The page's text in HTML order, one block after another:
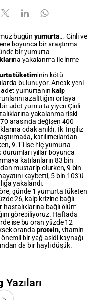
bugün yumurta… Çinli ve
boyunca bir araştırma
bir yumurta
na yakalanma ile inme
tüketiminin kötü
bulunuyor. Ancak yeni
yumurtanın kalp
azalttığını ortaya
adet yumurta yiyen Çinli
yakalanma riski
arasında değişen 400
odaklanıldı. İki İngiliz
katılımcılardan
9.1’i ise hiç yumurta
durumları yıllar boyunca
katılanların 83 bin
mustarip olurken, 9 bin
kaybetti, 5 bin 103’ü
yakalandı.
günde 1 yumurta tüketen
26, kalp krizine bağlı
bağlı ölüm
görebiliyoruz. Haftada
ise bu oran yüzde 12
oranda protein, vitamin
bir yağ asidi kaynağı
da bir hayli düşük.
Yazıları